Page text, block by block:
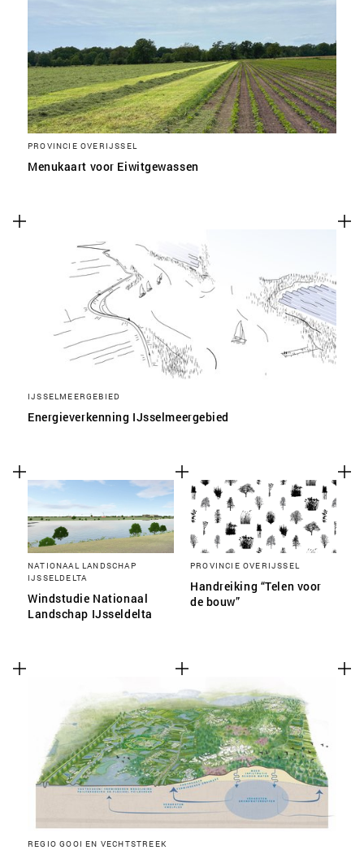
PROVINCIE OVERIJSSEL
Menukaart voor Eiwitgewassen
IJSSELMEERGEBIED
Energieverkenning IJsselmeergebied
NATIONAAL LANDSCHAP
IJSSELDELTA
Windstudie Nationaal
Landschap IJsseldelta
PROVINCIE OVERIJSSEL
Handreiking “Telen voor
de bouw”
REGIO GOOI EN VECHTSTREEK